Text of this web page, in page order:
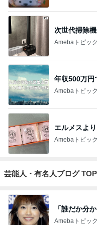
次世代掃除
Amebaトピッ
年収500万円
Amebaトピッ
エルメスよ
Amebaトピッ
芸能人・有名人ブログ
「誰だか分
Amebaトピッ